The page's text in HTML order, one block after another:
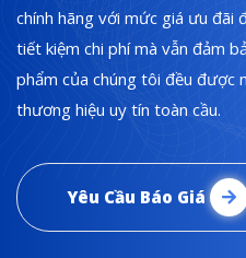
chính hãng với mức giá ưu đãi
tiết kiệm chi phí mà vẫn đảm
phẩm của chúng tôi đều được
thương hiệu uy tín toàn cầu.
Yêu Cầu Báo Giá